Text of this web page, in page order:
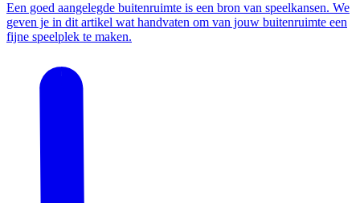
Een goed aangelegde buitenruimte is een bron van speelkansen. We
geven je in dit artikel wat handvaten om van jouw buitenruimte een
fijne speelplek te maken.